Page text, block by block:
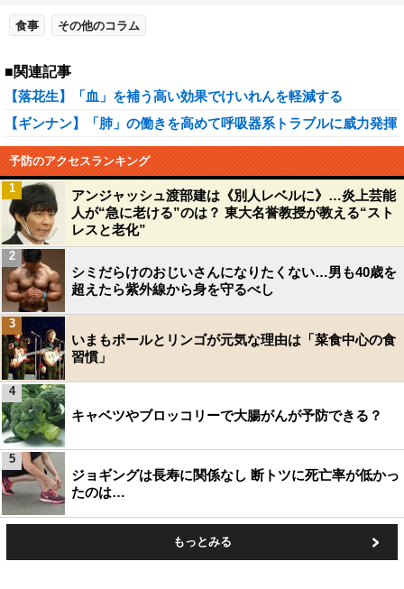
食事 その他のコラム
■関連記事
【落花生】「血」を補う高い効果でけいれんを軽減する
【ギンナン】「肺」の働きを高めて呼吸器系トラブルに威力発揮
予防のアクセスランキング
アンジャッシュ渡部建は《別人レベルに》…炎上芸能
人が“急に老ける”のは？ 東大名誉教授が教える“スト
レスと老化”
1
シミだらけのおじいさんになりたくない…男も40歳を
超えたら紫外線から身を守るべし
2
いまもポールとリンゴが元気な理由は「菜食中心の食
習慣」
3
キャベツやブロッコリーで大腸がんが予防できる？
4
ジョギングは長寿に関係なし 断トツに死亡率が低かっ
たのは…
5
もっとみる